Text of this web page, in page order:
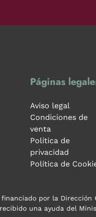
Páginas
Aviso legal
Condiciones de
venta
Política de
privacidad
Política de
financiado por la
una ayuda del